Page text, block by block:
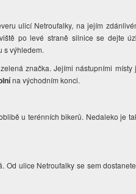
ulicí Netroufalky, na jejím
po levé straně silnice se dejte
s výhledem.
značka. Jejími nástupními místy
na východním konci.
u terénních bikerů. Nedaleko je
Od ulice Netroufalky se sem